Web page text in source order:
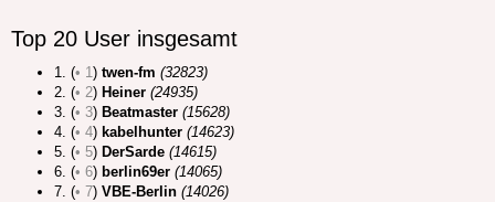
Top 20 User insgesamt
1. (• 1) twen-fm (32823)
2. (• 2) Heiner (24935)
3. (• 3) Beatmaster (15628)
4. (• 4) kabelhunter (14623)
5. (• 5) DerSarde (14615)
6. (• 6) berlin69er (14065)
7. (• 7) VBE-Berlin (14026)